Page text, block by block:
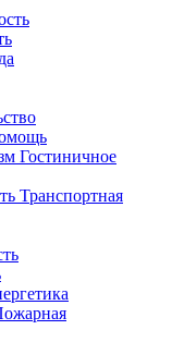
Гостиничное
Транспортная